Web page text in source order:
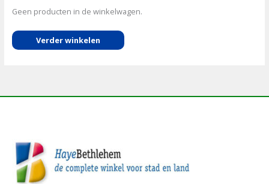
Geen producten in de winkelwagen.
Verder winkelen